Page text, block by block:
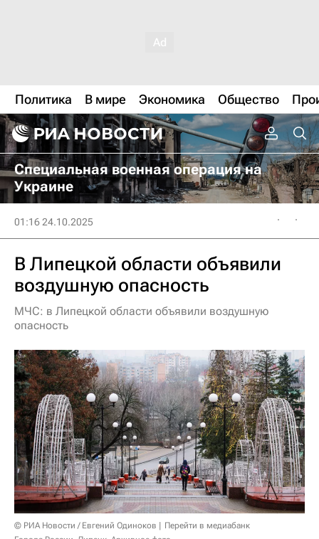
Политика В мире Экономика Общество
Специальная военная операция на
Украине
01:16 24.10.2025
В Липецкой области объявили
воздушную опасность
МЧС: в Липецкой области объявили воздушную
опасность
© РИА Новости / Евгений Одиноков
Перейти в медиабанк